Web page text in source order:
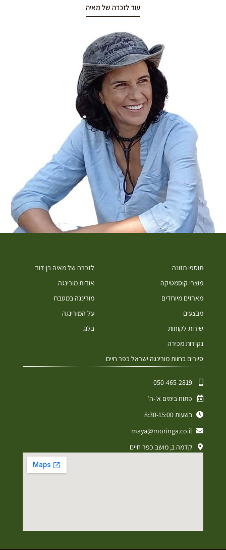
עוד לזכרה של מאיה
תוספי תזונה
מוצרי קוסמטיקה
מארזים מיוחדים
מבצעים
שירות לקוחות
נקודות מכירה
סיורים בחוות מורינגה ישראל כפר חיים
לזכרה של מאיה בן דוד
אודות מורינגה
מורינגה במטבח
על המורינגה
בלוג
050-465-2819⁩
פתוח בימים א׳-ה׳
בשעות 8:30-15:00
maya@moringa.co.il
קדמה 1, מושב כפר חיים